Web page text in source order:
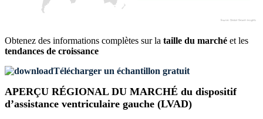
Obtenez des informations complètes sur la taille du marché et les
tendances de croissance
Télécharger un échantillon gratuit
APERÇU RÉGIONAL DU MARCHÉ du dispositif
d’assistance ventriculaire gauche (LVAD)